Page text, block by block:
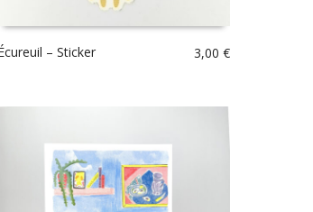
– Sticker 3,00€